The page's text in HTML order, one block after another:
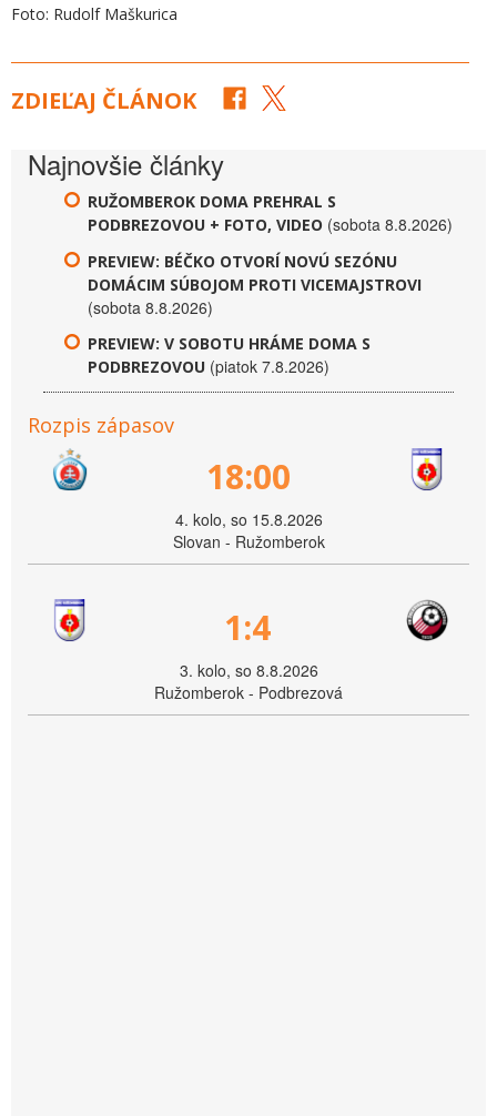
Foto: Rudolf Maškurica
ZDIEĽAJ ČLÁNOK
Najnovšie články
RUŽOMBEROK DOMA PREHRAL S
PODBREZOVOU + FOTO, VIDEO (sobota 8.8.2026)
PREVIEW: BÉČKO OTVORÍ NOVÚ SEZÓNU
DOMÁCIM SÚBOJOM PROTI VICEMAJSTROVI
(sobota 8.8.2026)
PREVIEW: V SOBOTU HRÁME DOMA S
PODBREZOVOU (piatok 7.8.2026)
Rozpis zápasov
18:00
4. kolo, so 15.8.2026
Slovan - Ružomberok
1:4
3. kolo, so 8.8.2026
Ružomberok - Podbrezová